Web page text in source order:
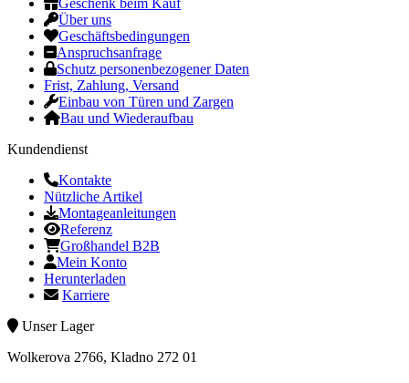
Geschenk beim Kauf
Über uns
Geschäftsbedingungen
Anspruchsanfrage
Schutz personenbezogener Daten
Frist, Zahlung, Versand
Einbau von Türen und Zargen
Bau und Wiederaufbau
Kundendienst
Kontakte
Nützliche Artikel
Montageanleitungen
Referenz
Großhandel B2B
Mein Konto
Herunterladen
Karriere
Unser Lager
Wolkerova 2766, Kladno 272 01